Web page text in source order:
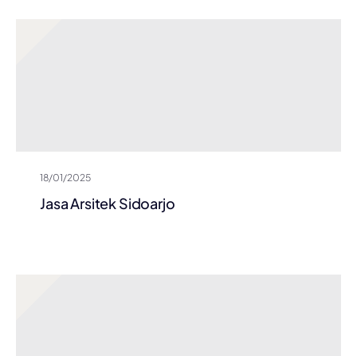
18/01/2025
Jasa Arsitek Sidoarjo